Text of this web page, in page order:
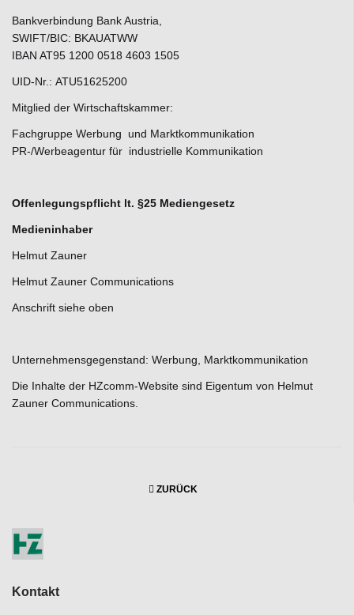
Bankverbindung Bank Austria,
SWIFT/BIC: BKAUATWW
IBAN AT95 1200 0518 4603 1505
UID-Nr.: ATU51625200
Mitglied der Wirtschaftskammer:
Fachgruppe Werbung und Marktkommunikation
PR-/Werbeagentur für industrielle Kommunikation
Offenlegungspflicht lt. §25 Mediengesetz
Medieninhaber
Helmut Zauner
Helmut Zauner Communications
Anschrift siehe oben
Unternehmensgegenstand: Werbung, Marktkommunikation
Die Inhalte der HZcomm-Website sind Eigentum von Helmut
Zauner Communications.
ZURÜCK
Kontakt